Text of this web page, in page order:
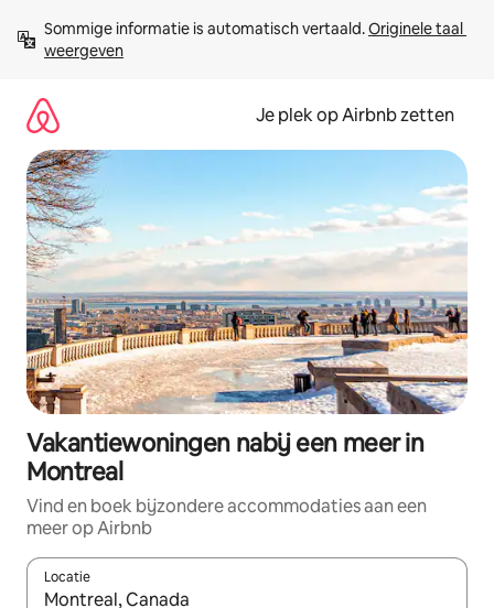
direct
naar
Sommige informatie is automatisch vertaald. Originele taal
weergeven
Je plek op Airbnb zetten
Vakantiewoningen nabij een meer in
Montreal
Vind en boek bijzondere accommodaties aan een
meer op Airbnb
Locatie
Wanneer er resultaten beschikbaar zijn, maak je een keuze